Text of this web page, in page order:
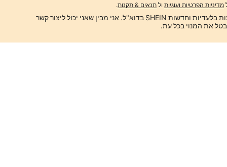
מדיניות הפרטיות ועוגיות ול תנאים & תקנות.
ברצוני לקבל הצעות בלעדיות וחדשות SHEIN בדוא"ל. אני מבין שאני יכול ליצור קשר